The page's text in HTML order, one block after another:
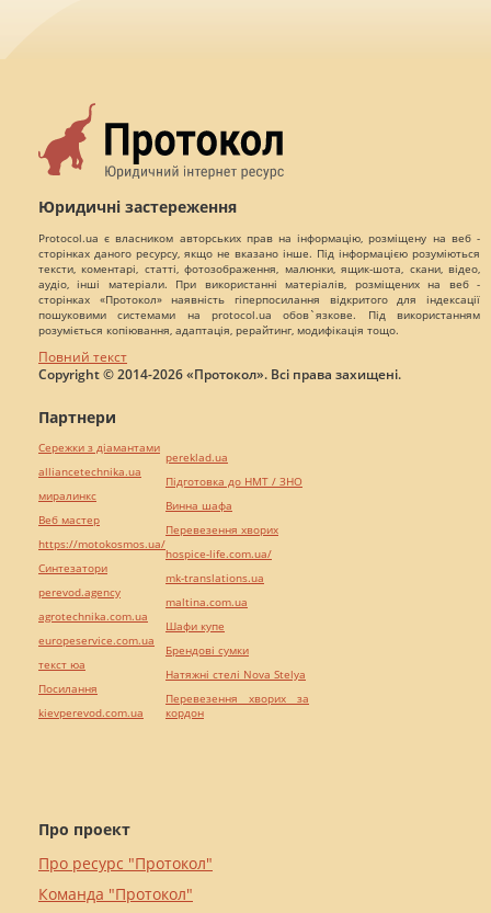
Юридичні застереження
Protocol.ua є власником авторських прав на інформацію, розміщену на веб -
сторінках даного ресурсу, якщо не вказано інше. Під інформацією розуміються
тексти, коментарі, статті, фотозображення, малюнки, ящик-шота, скани, відео,
аудіо, інші матеріали. При використанні матеріалів, розміщених на веб -
сторінках «Протокол» наявність гіперпосилання відкритого для індексації
пошуковими системами на protocol.ua обов`язкове. Під використанням
розуміється копіювання, адаптація, рерайтинг, модифікація тощо.
Повний текст
Copyright © 2014-2026 «Протокол». Всі права захищені.
Про проект
Про ресурс "Протокол"
Команда "Протокол"
Партнери
Сережки з діамантами
alliancetechnika.ua
миралинкс
Веб мастер
https://motokosmos.ua/
Синтезатори
perevod.agency
agrotechnika.com.ua
europeservice.com.ua
текст юа
Посилання
kievperevod.com.ua
pereklad.ua
Підготовка до НМТ / ЗНО
Винна шафа
Перевезення хворих
hospice-life.com.ua/
mk-translations.ua
maltina.com.ua
Шафи купе
Брендові сумки
Натяжні стелі Nova Stelya
Перевезення хворих за
кордон